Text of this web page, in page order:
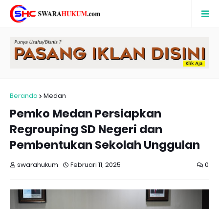
Beranda Medan
Pemko Medan Persiapkan
Regrouping SD Negeri dan
Pembentukan Sekolah Unggulan
swarahukum Februari 11, 2025 0